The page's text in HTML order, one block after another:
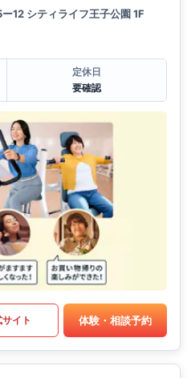
12 シティライフ王子公園 1F
定休日
要確認
イト 体験・相談予約